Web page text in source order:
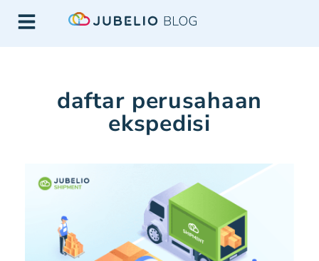
daftar perusahaan
ekspedisi